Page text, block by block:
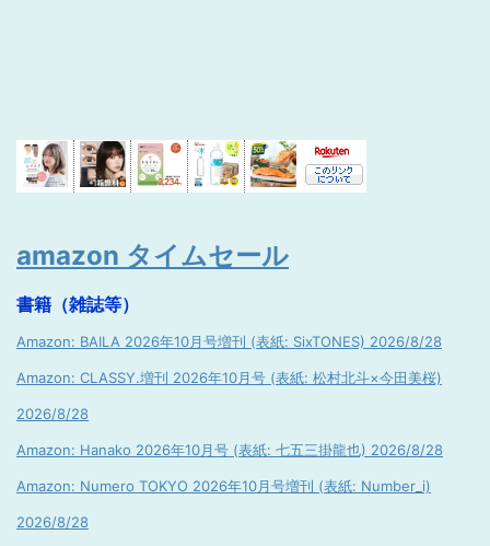
amazon タイムセール
書籍（雑誌等）
Amazon: BAILA 2026年10月号増刊 (表紙: SixTONES) 2026/8/28
Amazon: CLASSY.増刊 2026年10月号 (表紙: 松村北斗×今田美桜)
2026/8/28
Amazon: Hanako 2026年10月号 (表紙: 七五三掛龍也) 2026/8/28
Amazon: Numero TOKYO 2026年10月号増刊 (表紙: Number_i)
2026/8/28